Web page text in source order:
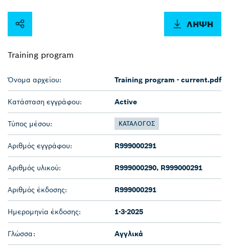
ΛΉΨΗ
Training program
Όνομα αρχείου: Training program - current.pdf
Κατάσταση εγγράφου: Active
Τύπος μέσου: ΚΑΤΆΛΟΓΟΣ
Αριθμός εγγράφου: R999000291
Αριθμός υλικού: R999000290, R999000291
Αριθμός έκδοσης: R999000291
Ημερομηνία έκδοσης: 1-3-2025
Γλώσσα: Αγγλικά